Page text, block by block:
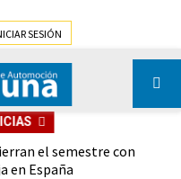
SESIÓN
el semestre con
en España